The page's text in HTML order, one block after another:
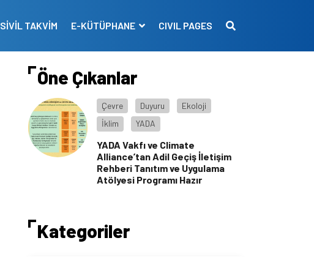
SİVİL TAKVİM E-KÜTÜPHANE CIVIL PAGES
Öne Çıkanlar
Çevre Duyuru
Ekoloji
İklim
YADA
YADA Vakfı ve Climate
Alliance’tan Adil Geçiş İletişim
Rehberi Tanıtım ve Uygulama
Atölyesi Programı Hazır
Kategoriler